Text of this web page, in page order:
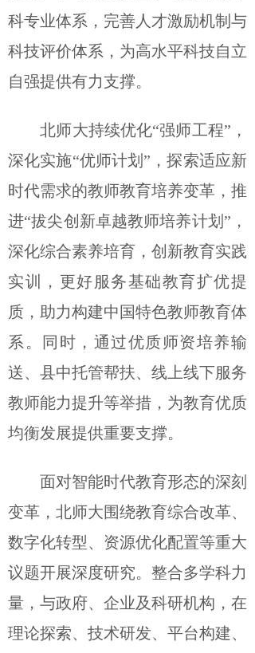
科专业体系，完善人才激励机制与
科技评价体系，为高水平科技自立
自强提供有力支撑。
北师大持续优化“强师工程”，
深化实施“优师计划”，探索适应新
时代需求的教师教育培养变革，推
进“拔尖创新卓越教师培养计划”，
深化综合素养培育，创新教育实践
实训，更好服务基础教育扩优提
质，助力构建中国特色教师教育体
系。同时，通过优质师资培养输
送、县中托管帮扶、线上线下服务
教师能力提升等举措，为教育优质
均衡发展提供重要支撑。
面对智能时代教育形态的深刻
变革，北师大围绕教育综合改革、
数字化转型、资源优化配置等重大
议题开展深度研究。整合多学科力
量，与政府、企业及科研机构，在
理论探索、技术研发、平台构建、